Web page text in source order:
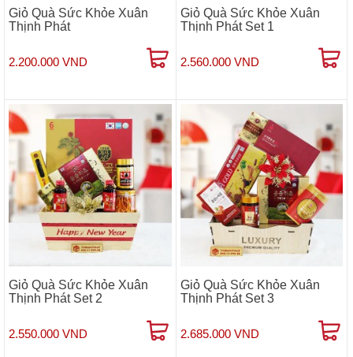
Giỏ Quà Sức Khỏe Xuân
Thịnh Phát
2.200.000 VND
Giỏ Quà Sức Khỏe Xuân
Thịnh Phát Set 1
2.560.000 VND
Giỏ Quà Sức Khỏe Xuân
Thịnh Phát Set 2
2.550.000 VND
Giỏ Quà Sức Khỏe Xuân
Thịnh Phát Set 3
2.685.000 VND